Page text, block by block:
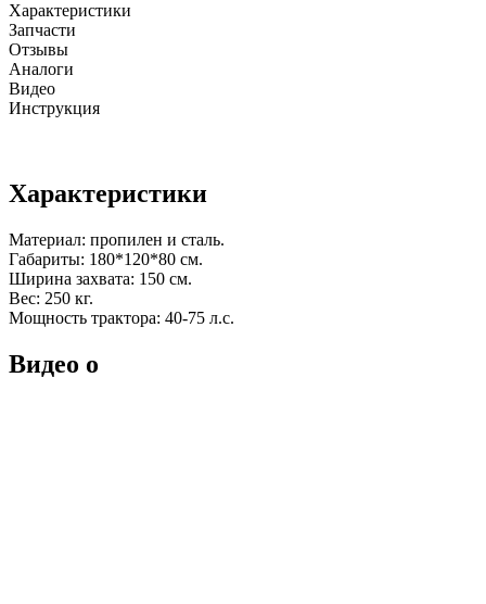
Характеристики
Запчасти
Отзывы
Аналоги
Видео
Инструкция
Характеристики
Материал: пропилен и сталь.
Габариты: 180*120*80 см.
Ширина захвата: 150 см.
Вес: 250 кг.
Мощность трактора: 40-75 л.с.
Видео о